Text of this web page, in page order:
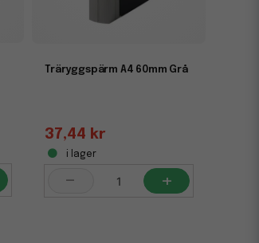
Träryggspärm A4 60mm Grå
37,44 kr
i lager
- +